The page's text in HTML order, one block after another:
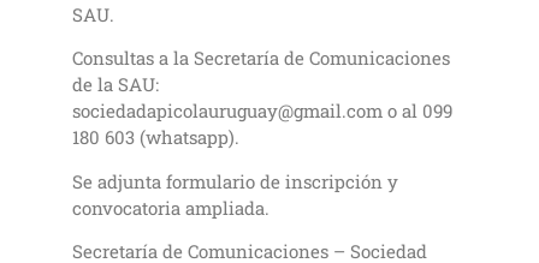
SAU.
Consultas a la Secretaría de Comunicaciones
de la SAU:
sociedadapicolauruguay@gmail.com o al 099
180 603 (whatsapp).
Se adjunta formulario de inscripción y
convocatoria ampliada.
Secretaría de Comunicaciones – Sociedad